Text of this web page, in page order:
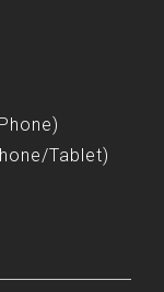
Tablet)